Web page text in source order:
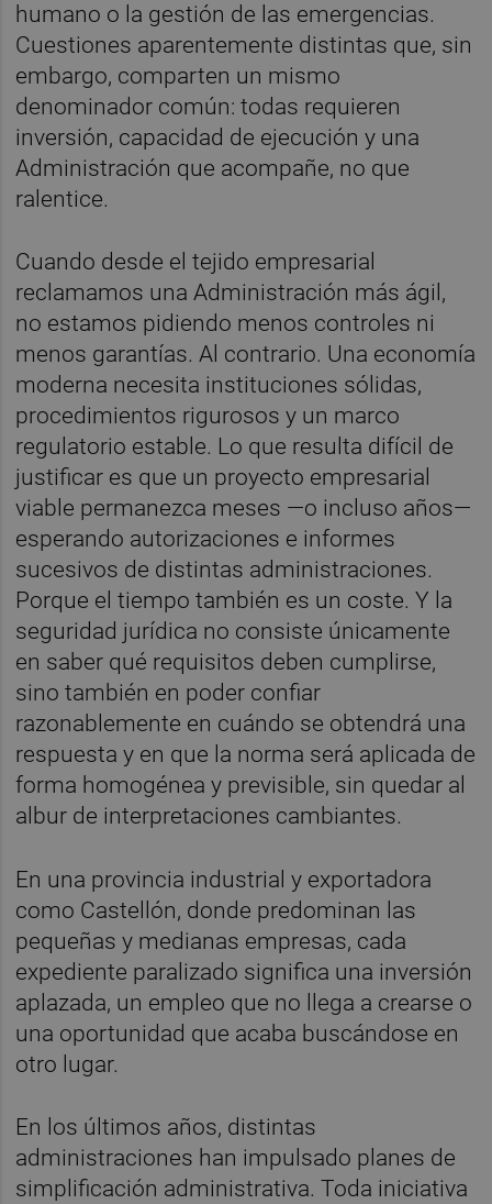
humano o la gestión de las emergencias.
Cuestiones aparentemente distintas que, sin
embargo, comparten un mismo
denominador común: todas requieren
inversión, capacidad de ejecución y una
Administración que acompañe, no que
ralentice.
Cuando desde el tejido empresarial
reclamamos una Administración más ágil,
no estamos pidiendo menos controles ni
menos garantías. Al contrario. Una economía
moderna necesita instituciones sólidas,
procedimientos rigurosos y un marco
regulatorio estable. Lo que resulta difícil de
justificar es que un proyecto empresarial
viable permanezca meses —o incluso años—
esperando autorizaciones e informes
sucesivos de distintas administraciones.
Porque el tiempo también es un coste. Y la
seguridad jurídica no consiste únicamente
en saber qué requisitos deben cumplirse,
sino también en poder confiar
razonablemente en cuándo se obtendrá una
respuesta y en que la norma será aplicada de
forma homogénea y previsible, sin quedar al
albur de interpretaciones cambiantes.
En una provincia industrial y exportadora
como Castellón, donde predominan las
pequeñas y medianas empresas, cada
expediente paralizado significa una inversión
aplazada, un empleo que no llega a crearse o
una oportunidad que acaba buscándose en
otro lugar.
En los últimos años, distintas
administraciones han impulsado planes de
simplificación administrativa. Toda iniciativa